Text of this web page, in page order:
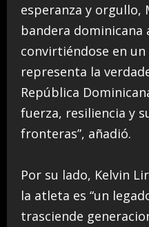
esperanza y orgullo,
bandera dominicana
convirtiéndose en
representa la
República
fuerza, resiliencia y
fronteras”, añadió.
Por su lado, Kelvin
la atleta es “un
trasciende